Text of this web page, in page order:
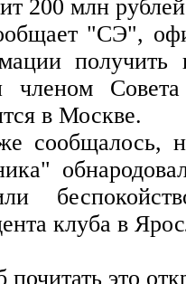
200 млн
"СЭ",
получить
членом
в Москве.
сообщалось,
клуба в
почитать это